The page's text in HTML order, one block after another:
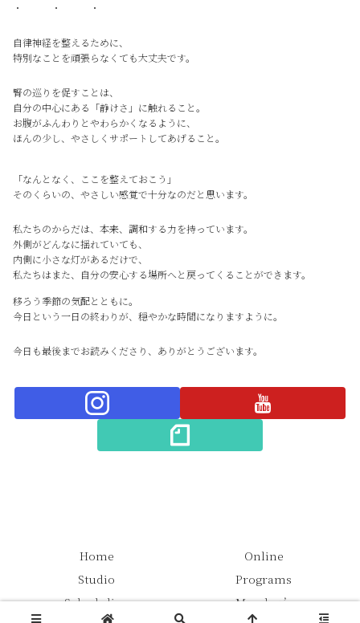
・ ・ ・
自律神経を整えるために、
特別なことを頑張らなくても大丈夫です。
腎の巡りを促すことは、
自分の中心にある「静けさ」に触れること。
お腹がふんわりとやわらかくなるように、
ほんの少し、やさしくサポートしてあげること。
「なんとなく、ここを整えておこう」
そのくらいの、やさしい感覚で十分なのだと思います。
私たちのからだは、本来、調和する力を持っています。
外側がどんなに揺れていても、
内側に小さな灯があるだけで、
私たちはまた、自分の安心する場所へと戻ってくることができます。
移ろう季節の気配とともに。
今日という一日の終わりが、穏やかな時間になりますように。
今日も最後までお読みくださり、ありがとうございます。
Home
Online
Studio
Programs
Scheduling
Member’s